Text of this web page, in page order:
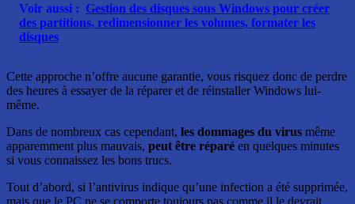
Voir aussi : Gestion des disques sous Windows pour créer
des partitions, redimensionner les volumes, formater les
disques
Cette approche n’offre aucune garantie, vous risquez donc de perdre
des heures à essayer de la réparer et de réinstaller Windows lui-
même.
Dans de nombreux cas cependant, les dommages du virus même
apparemment plus mauvais, peut être réparé en quelques minutes
si vous connaissez les bons trucs.
Tout d’abord, si l’antivirus indique qu’une infection a été supprimée,
mais que le PC ne se comporte toujours pas comme il le devrait,